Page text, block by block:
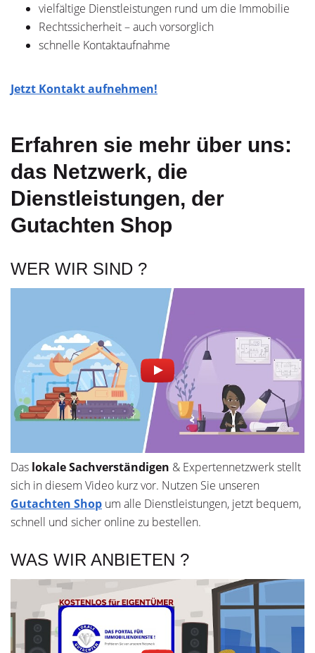
vielfältige Dienstleistungen rund um die Immobilie
Rechtssicherheit – auch vorsorglich
schnelle Kontaktaufnahme
Jetzt Kontakt aufnehmen!
Erfahren sie mehr über uns:
das Netzwerk, die
Dienstleistungen, der
Gutachten Shop
WER WIR SIND ?
Das lokaleSachverständigen & Expertennetzwerk stellt
sich in diesem Video kurz vor. Nutzen Sie unseren
Gutachten Shop um alle Dienstleistungen, jetzt bequem,
schnell und sicher online zu bestellen.
WAS WIR ANBIETEN ?